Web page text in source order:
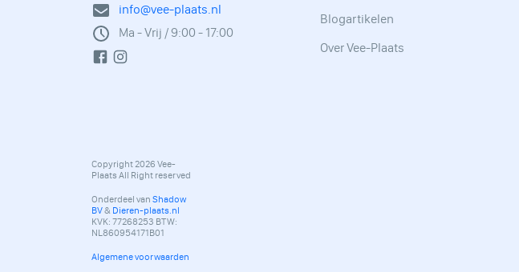
info@vee-plaats.nl
Ma - Vrij / 9:00 - 17:00
Copyright 2026 Vee-
Plaats All Right reserved
Onderdeel van Shadow
BV& Dieren-plaats.nl
KVK: 77268253 BTW:
NL860954171B01
Algemene voorwaarden
Blogartikelen
Over Vee-Plaats